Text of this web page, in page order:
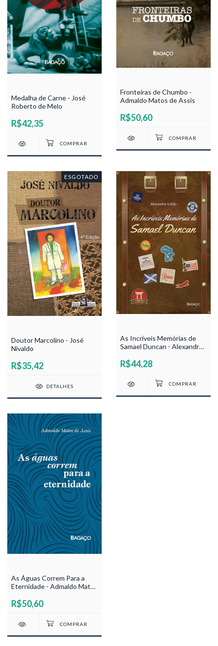
Medalha de Carne - José
Roberto de Melo
R$42,35
Fronteiras de Chumbo -
Admaldo Matos de Assis
R$50,60
ESGOTADO
Doutor Marcolino - José
Nivaldo
R$35,42
DETALHES
As Incríveis Memórias de
Samael Duncan - Alexandre
R$44,28
As Águas Correm Para a
Eternidade - Admaldo Matos
R$50,60